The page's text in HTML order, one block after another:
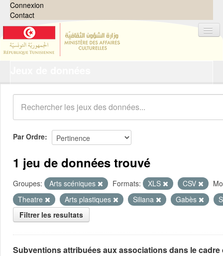
Connexion
Contact
Organisations
Groupes
Demandes 0
À propos
Par Ordre
1 jeu de données trouvé
Groupes: Arts scéniques Formats: XLS CSV
Theatre
Arts plastiques Siliana Gabès
Filtrer les resultats
Subventions attribuées aux associations dans le